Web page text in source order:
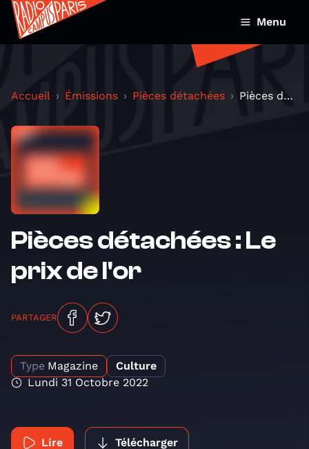
Menu
Accueil Émissions Pièces détachées Pièces détachées : Le prix de l'or
Pièces détachées : Le
prix de l'or
PARTAGER
Type Magazine
Culture
Lundi 31 Octobre 2022
Lire Télécharger